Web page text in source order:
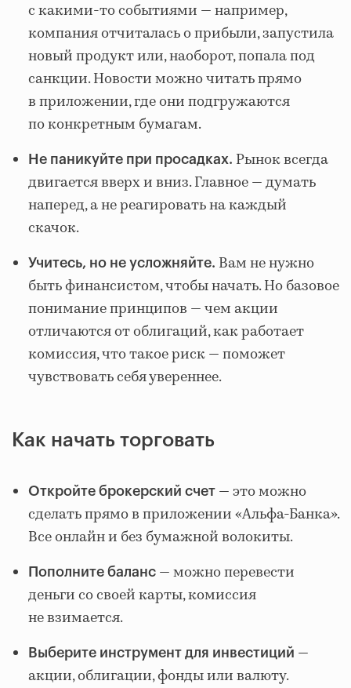
с какими-то событиями — например,
компания отчиталась о прибыли, запустила
новый продукт или, наоборот, попала под
санкции. Новости можно читать прямо
в приложении, где они подгружаются
по конкретным бумагам.
Не паникуйте при просадках. Рынок всегда
двигается вверх и вниз. Главное — думать
наперед, а не реагировать на каждый
скачок.
Учитесь, но не усложняйте. Вам не нужно
быть финансистом, чтобы начать. Но базовое
понимание принципов — чем акции
отличаются от облигаций, как работает
комиссия, что такое риск — поможет
чувствовать себя увереннее.
Как начать торговать
Откройте брокерский счет — это можно
сделать прямо в приложении «Альфа-Банка».
Все онлайн и без бумажной волокиты.
Пополните баланс — можно перевести
деньги со своей карты, комиссия
не взимается.
Выберите инструмент для инвестиций —
акции, облигации, фонды или валюту.